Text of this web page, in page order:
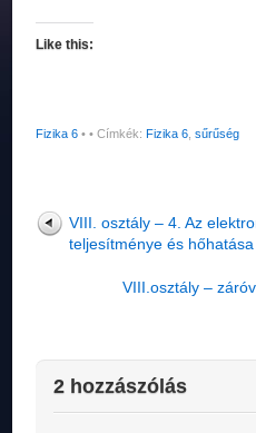
Like this:
Fizika 6 • • Címkék:Fizika 6 ,sűrűség
VIII. osztály – 4. Az
teljesítménye és
VIII.osztály –
2 hozzászólás